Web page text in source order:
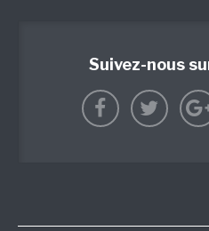
Suivez-nous